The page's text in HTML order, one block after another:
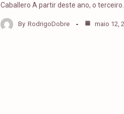
Caballero A partir deste ano, o terceiro…
By RodrigoDobre maio 12,